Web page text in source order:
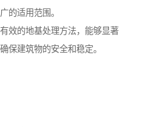
的适用范围。
效的地基处理方法，能够显著
保建筑物的安全和稳定。